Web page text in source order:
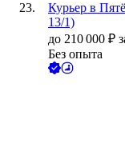
Курьер в
13/1)
до 210 000 ₽
Без опыта